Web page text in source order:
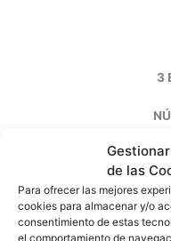
de las
Para ofrecer las mejores
cookies para almacenar y/o
consentimiento de estas
el comportamiento de
3